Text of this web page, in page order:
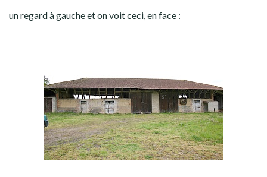
un regard à gauche et on voit ceci, en face :